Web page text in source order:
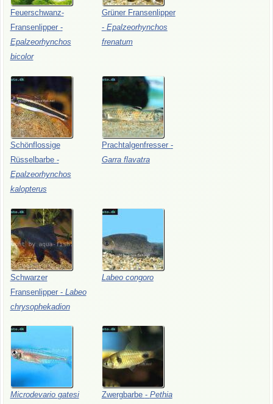
Feuerschwanz-
Fransenlipper -
Epalzeorhynchos
bicolor
Grüner Fransenlipper
- Epalzeorhynchos
frenatum
Schönflossige
Rüsselbarbe -
Epalzeorhynchos
kalopterus
Prachtalgenfresser -
Garra flavatra
Schwarzer
Fransenlipper - Labeo
chrysophekadion
Labeo congoro
Microdevario gatesi Zwergbarbe - Pethia